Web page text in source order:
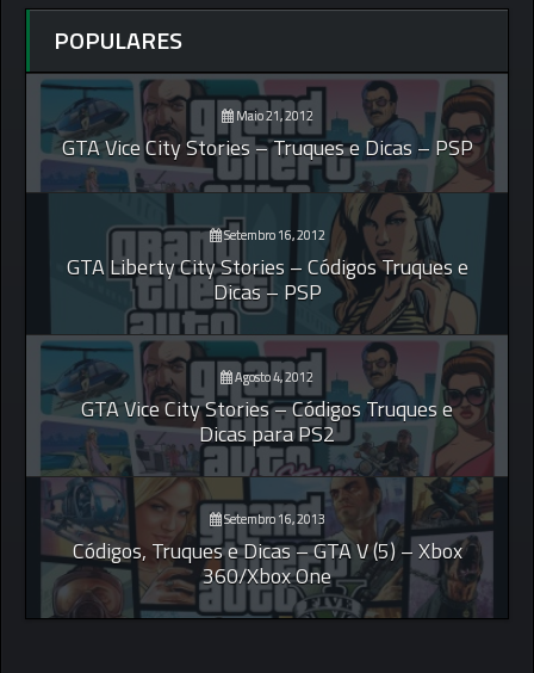
POPULARES
Maio 21, 2012
GTA Vice City Stories – Truques e Dicas – PSP
Setembro 16, 2012
GTA Liberty City Stories – Códigos Truques e
Dicas – PSP
Agosto 4, 2012
GTA Vice City Stories – Códigos Truques e
Dicas para PS2
Setembro 16, 2013
Códigos, Truques e Dicas – GTA V (5) – Xbox
360/Xbox One